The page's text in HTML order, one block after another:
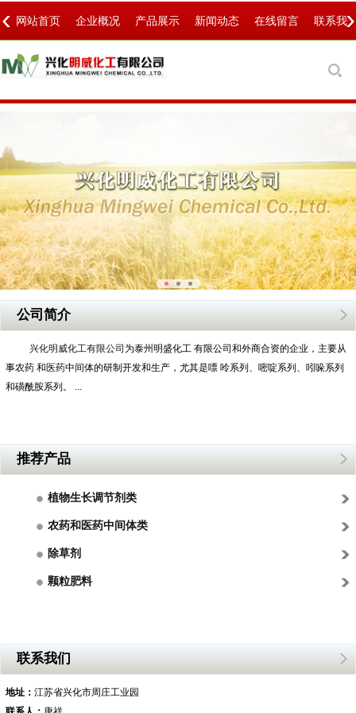
网站首页 企业概况 产品展示 新闻动态 在线留言 联系我
‹ ›
公司简介
兴化明威化工有限公司 为泰州明盛化工 有限公司和外商合资的企业，主要从
事农药 和医药中间体的研制开发和生产，尤其是嘌 呤系列、嘧啶系列、吲哚系列
和磺酰胺系列。 ...
推荐产品
植物生长调节剂类
农药和医药中间体类
除草剂
颗粒肥料
联系我们
地址： 江苏省兴化市周庄工业园